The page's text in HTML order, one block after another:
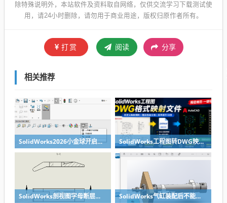
除特殊说明外，本站软件及资料取自网络，仅供交流学习下载测试使
用，请24小时删除，请勿用于商业用途，版权归原作者所有。
打赏 阅读 分享
相关推荐
SolidWorks2026小金球开启方法realview功能开启 SolidWorks工程图转DWG映射文件制作方法
SolidWorks剖视图字母断层无需手动修改，设置一下就好 SolidWorks气缸装配后不能移动？溪风给你解决方法